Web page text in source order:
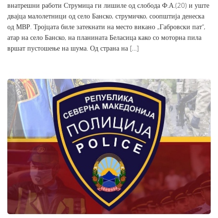
внатрешни работи Струмица ги лишиле од слобода Ф.А.(20) и уште
двајца малолетници од село Банско, струмичко, соопштија денеска
од МВР. Тројцата биле затекнати на место викано „Габровски пат“,
атар на село Банско, на планината Беласица како со моторна пила
вршат пустошење на шума. Од страна на […]